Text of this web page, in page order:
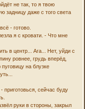
не так, то я твою
задницу даже с того света
- готово.
я с кровати. - Что мне
в центр... Ага... Нет, уйди с
ровнее, грудь вперёд,
на блузке
приготовься, сейчас буду
руки в стороны, закрыл